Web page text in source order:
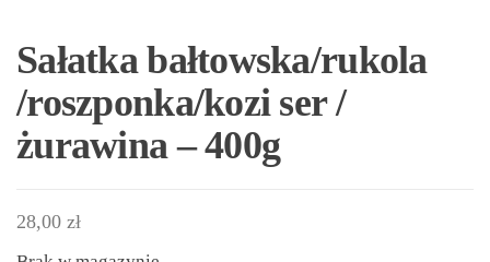
Sałatka bałtowska/rukola
/roszponka/kozi ser /
żurawina – 400g
28,00 zł